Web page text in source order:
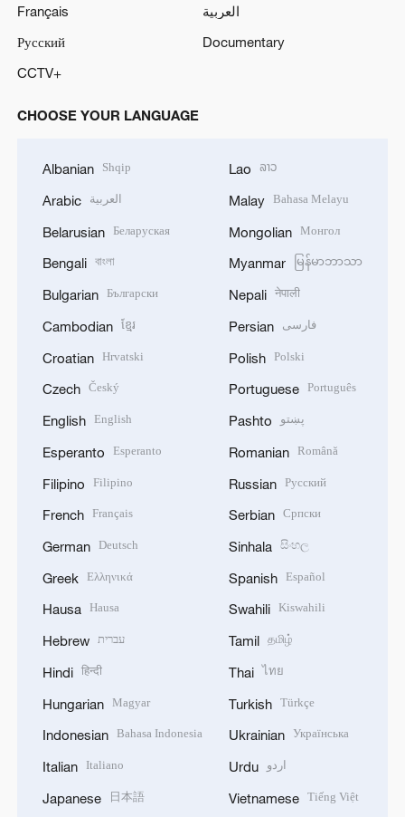
Français
العربية
Русский
Documentary
CCTV+
CHOOSE YOUR LANGUAGE
Albanian Shqip
Arabic العربية
Belarusian Беларуская
Bengali বাংলা
Bulgarian Български
Cambodian ខ្មែរ
Croatian Hrvatski
Czech Český
English English
Esperanto Esperanto
Filipino Filipino
French Français
German Deutsch
Greek Ελληνικά
Hausa Hausa
Hebrew עברית
Hindi हिन्दी
Hungarian Magyar
Indonesian Bahasa Indonesia
Italian Italiano
Japanese 日本語
Lao ລາວ
Malay Bahasa Melayu
Mongolian Монгол
Myanmar မြန်မာဘာသာ
Nepali नेपाली
Persian فارسی
Polish Polski
Portuguese Português
Pashto پښتو
Romanian Română
Russian Русский
Serbian Српски
Sinhala සිංහල
Spanish Español
Swahili Kiswahili
Tamil தமிழ்
Thai ไทย
Turkish Türkçe
Ukrainian Українська
Urdu اردو
Vietnamese Tiếng Việt